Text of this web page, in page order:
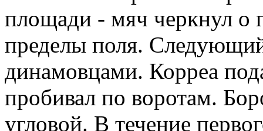
площади - мяч черкнул о
пределы поля.
динамовцами. Корреа
пробивал по воротам.
угловой. В течение